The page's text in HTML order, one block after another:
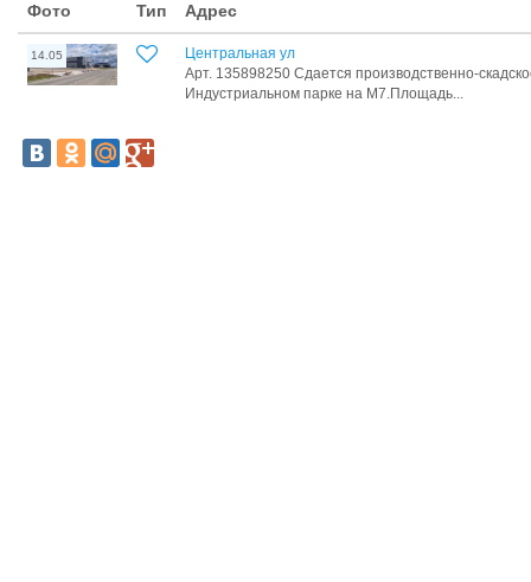
Фото Тип Адрес
14.05
Центральная ул
Арт. 135898250 Сдается производственно-
Индустриальном парке на М7.Площадь...